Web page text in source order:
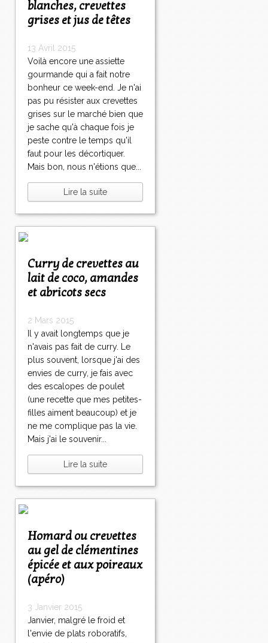
blanches, crevettes
grises et jus de têtes
13 Avril 2015
Voilà encore une assiette
gourmande qui a fait notre
bonheur ce week-end. Je n'ai
pas pu résister aux crevettes
grises sur le marché bien que
je sache qu'à chaque fois je
peste contre le temps qu'il
faut pour les décortiquer.
Mais bon, nous n'étions que...
Lire la suite
Curry de crevettes au
lait de coco, amandes
et abricots secs
2 Mars 2015
Il y avait longtemps que je
n'avais pas fait de curry. Le
plus souvent, lorsque j'ai des
envies de curry, je fais avec
des escalopes de poulet
(une recette que mes petites-
filles aiment beaucoup) et je
ne me complique pas la vie.
Mais j'ai le souvenir...
Lire la suite
Homard ou crevettes
au gel de clémentines
épicée et aux poireaux
(apéro)
3 Janvier 2015
Janvier, malgré le froid et
l'envie de plats roboratifs,